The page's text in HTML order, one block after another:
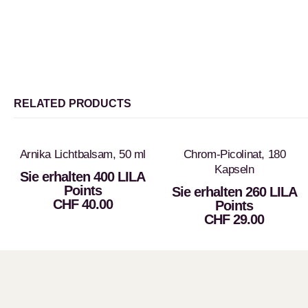
RELATED PRODUCTS
Arnika Lichtbalsam, 50 ml
Sie erhalten 400 LILA
Points
CHF40.00
Chrom-Picolinat, 180
Kapseln
Sie erhalten 260 LILA
Points
CHF29.00